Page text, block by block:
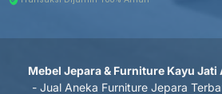
Mebel Jepara & Furniture Kayu
- Jual Aneka Furniture Jepara